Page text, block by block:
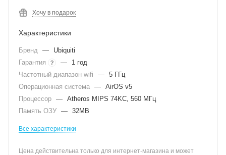
Хочу в подарок
Характеристики
Бренд —
Ubiquiti
Гарантия
? —
1 год
Частотный диапазон wifi
— 5 ГГц
Операционная система — AirOS v5
Процессор — Atheros MIPS 74KC, 560 МГц
Память ОЗУ — 32MB
Все характеристики
Цена действительна только для интернет-магазина и может